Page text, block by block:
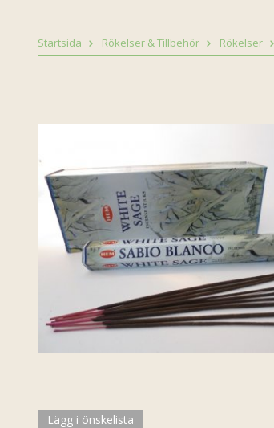
Startsida Rökelser & Tillbehör Rökelser
Lägg i önskelista